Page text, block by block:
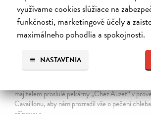
využívame cookies slúžiace na
funkčnosti, marketingové účely a
maximálneho pohodlia a spokojnosti.
NASTAVENIA
Tajnosti francouzského
Mayle Peter| Elektronická kniha
majitelem proslulé pekárny „Chez Auzet“ v
Cavaillonu, aby nám prozradil vše o pečení